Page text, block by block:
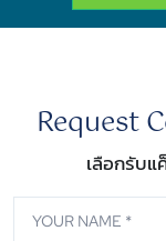
Request
เลือกรับแ